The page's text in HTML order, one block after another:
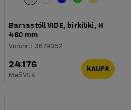
Barnastóll VIDE, birkilíki, H
460 mm
Vörunr.: 3629052
24.176
Með VSK
KAUPA